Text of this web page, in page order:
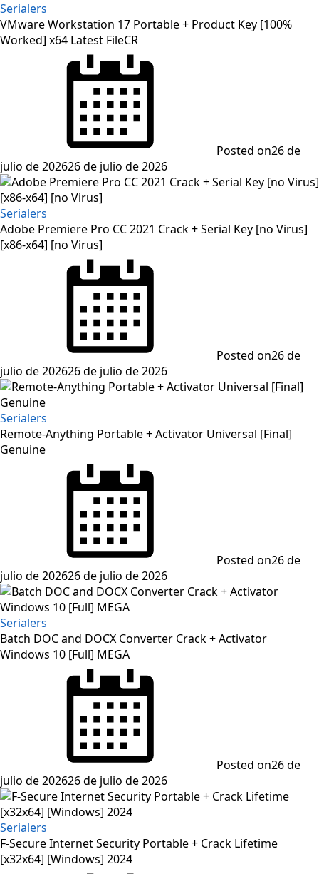
Serialers
VMware Workstation 17 Portable + Product Key [100%
Worked] x64 Latest FileCR
Posted on26 de
julio de 202626 de julio de 2026
Serialers
Adobe Premiere Pro CC 2021 Crack + Serial Key [no Virus]
[x86-x64] [no Virus]
Posted on26 de
julio de 202626 de julio de 2026
Serialers
Remote-Anything Portable + Activator Universal [Final]
Genuine
Posted on26 de
julio de 202626 de julio de 2026
Serialers
Batch DOC and DOCX Converter Crack + Activator
Windows 10 [Full] MEGA
Posted on26 de
julio de 202626 de julio de 2026
Serialers
F-Secure Internet Security Portable + Crack Lifetime
[x32x64] [Windows] 2024